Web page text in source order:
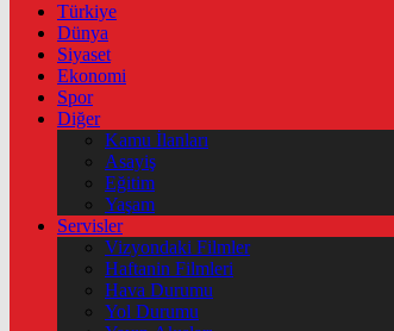
Türkiye
Dünya
Siyaset
Ekonomi
Spor
Diğer
Kamu İlanları
Asayiş
Eğitim
Yaşam
Servisler
Vizyondaki Filmler
Haftanin Filmleri
Hava Durumu
Yol Durumu